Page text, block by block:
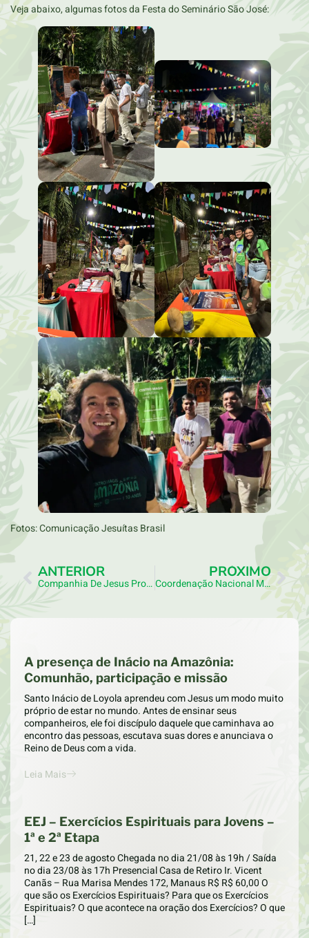
Veja abaixo, algumas fotos da Festa do Seminário São José:
Fotos: Comunicação Jesuítas Brasil
ANTERIOR
Companhia De Jesus Promove Live Em Celebração Ao Dia Da Amazônia
PRÓXIMO
Coordenação Nacional MAGIS BRASIL Se Reúne Em Manaus
A presença de Inácio na Amazônia:
Comunhão, participação e missão
Santo Inácio de Loyola aprendeu com Jesus um modo muito
próprio de estar no mundo. Antes de ensinar seus
companheiros, ele foi discípulo daquele que caminhava ao
encontro das pessoas, escutava suas dores e anunciava o
Reino de Deus com a vida.
Leia Mais
EEJ – Exercícios Espirituais para Jovens –
1ª e 2ª Etapa
21, 22 e 23 de agosto Chegada no dia 21/08 às 19h / Saída
no dia 23/08 às 17h Presencial Casa de Retiro Ir. Vicent
Canãs – Rua Marisa Mendes 172, Manaus R$ R$ 60,00 O
que são os Exercícios Espirituais? Para que os Exercícios
Espirituais? O que acontece na oração dos Exercícios? O que
[…]